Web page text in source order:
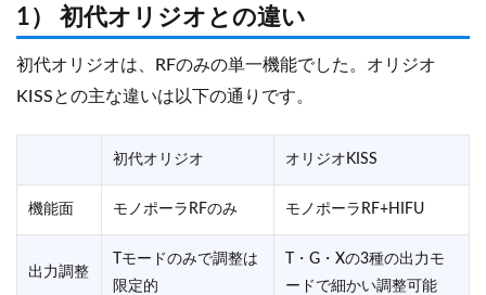
1） 初代オリジオとの違い
初代オリジオは、RFのみの単一機能でした。オリジオ
KISSとの主な違いは以下の通りです。
初代オリジオ オリジオKISS
機能面 モノポーラRFのみ モノポーラRF+HIFU
出力調整
Tモードのみで調整は
限定的
T・G・Xの3種の出力モ
ードで細かい調整可能